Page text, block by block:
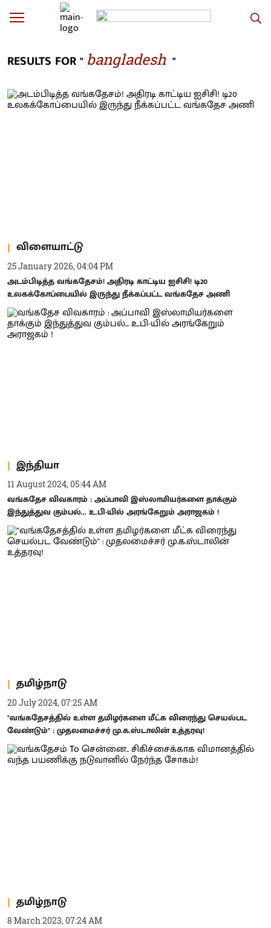
RESULTS FOR " bangladesh "
விளையாட்டு
25 January 2026, 04:04 PM
அடம்பிடித்த வங்கதேசம்! அதிரடி காட்டிய ஐசிசி! டி20
உலகக்கோப்பையில் இருந்து நீக்கப்பட்ட வங்கதேச அணி
இந்தியா
11 August 2024, 05:44 AM
வங்கதேச விவகாரம் : அப்பாவி இஸ்லாமியர்களை தாக்கும்
இந்துத்துவ கும்பல்... உ.பி-யில் அரங்கேறும் அராஜகம் !
தமிழ்நாடு
20 July 2024, 07:25 AM
"வங்கதேசத்தில் உள்ள தமிழர்களை மீட்க விரைந்து செயல்பட
வேண்டும்" : முதலமைச்சர் மு.க.ஸ்டாலின் உத்தரவு!
தமிழ்நாடு
8 March 2023, 07:24 AM